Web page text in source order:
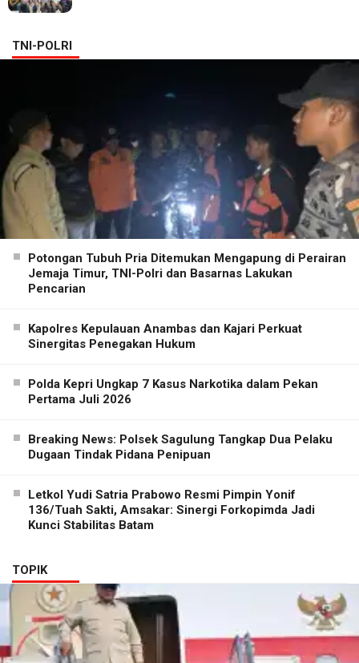
TNI-POLRI
Potongan Tubuh Pria Ditemukan Mengapung di Perairan
Jemaja Timur, TNI-Polri dan Basarnas Lakukan
Pencarian
Kapolres Kepulauan Anambas dan Kajari Perkuat
Sinergitas Penegakan Hukum
Polda Kepri Ungkap 7 Kasus Narkotika dalam Pekan
Pertama Juli 2026
Breaking News: Polsek Sagulung Tangkap Dua Pelaku
Dugaan Tindak Pidana Penipuan
Letkol Yudi Satria Prabowo Resmi Pimpin Yonif
136/Tuah Sakti, Amsakar: Sinergi Forkopimda Jadi
Kunci Stabilitas Batam
TOPIK